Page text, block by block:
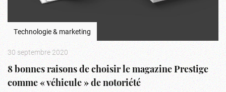
Technologie & marketing
30 septembre 2020
8 bonnes raisons de choisir le magazine Prestige
comme « véhicule » de notoriété